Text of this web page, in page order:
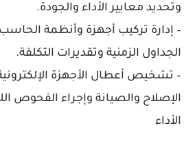
وتحديد معايير الأداء والجودة.
– إدارة تركيب أجهزة وأنظمة الحاسب
الجداول الزمنية وتقديرات التكلفة.
– تشخيص أعطال الأجهزة
الإصلاح والصيانة وإجراء الفحوص
الأداء